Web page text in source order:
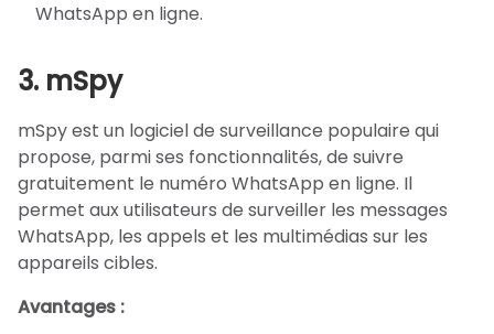
WhatsApp en ligne.
3. mSpy
mSpy est un logiciel de surveillance populaire qui
propose, parmi ses fonctionnalités, de suivre
gratuitement le numéro WhatsApp en ligne. Il
permet aux utilisateurs de surveiller les messages
WhatsApp, les appels et les multimédias sur les
appareils cibles.
Avantages :